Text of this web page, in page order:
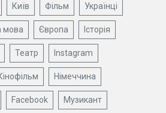
Київ Фільм Українці
мова Європа Історія
Театр Instagram
Німеччина
Facebook Музикант